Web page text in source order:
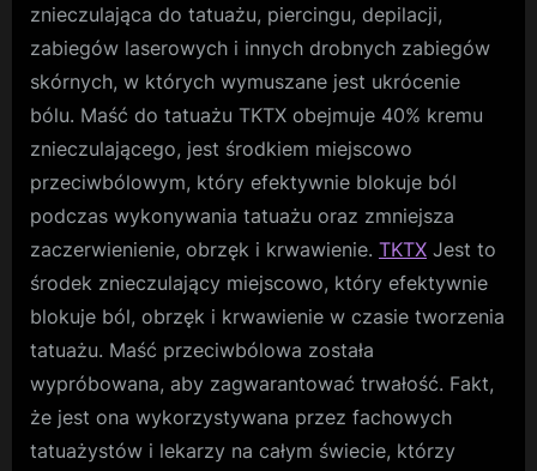
znieczulająca do tatuażu, piercingu, depilacji,
zabiegów laserowych i innych drobnych zabiegów
skórnych, w których wymuszane jest ukrócenie
bólu. Maść do tatuażu TKTX obejmuje 40% kremu
znieczulającego, jest środkiem miejscowo
przeciwbólowym, który efektywnie blokuje ból
podczas wykonywania tatuażu oraz zmniejsza
zaczerwienienie, obrzęk i krwawienie. TKTX Jest to
środek znieczulający miejscowo, który efektywnie
blokuje ból, obrzęk i krwawienie w czasie tworzenia
tatuażu. Maść przeciwbólowa została
wypróbowana, aby zagwarantować trwałość. Fakt,
że jest ona wykorzystywana przez fachowych
tatuażystów i lekarzy na całym świecie, którzy